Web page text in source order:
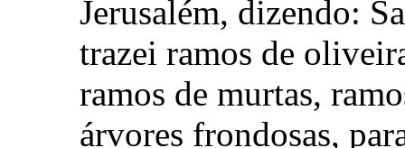
Jerusalém, dizendo:
trazei ramos de
ramos de murtas,
árvores frondosas,